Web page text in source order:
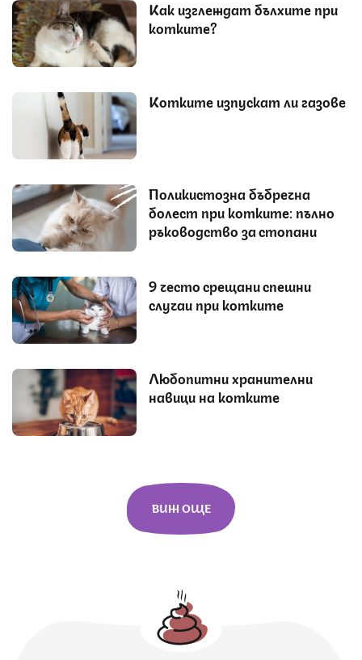
Как изглеждат бълхите при
котките?
Котките изпускат ли газове
Поликистозна бъбречна
болест при котките: пълно
ръководство за стопани
9 често срещани спешни
случаи при котките
Любопитни хранителни
навици на котките
ВИЖ ОЩЕ